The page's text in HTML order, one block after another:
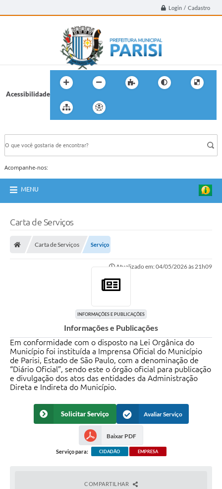
Login / Cadastro
Acessibilidade
Acompanhe-nos:
MENU
Carta de Serviços
Carta de Serviços Serviço
Atualizado em: 04/05/2026 às 21h09
INFORMAÇÕES E PUBLICAÇÕES
Informações e Publicações
Em conformidade com o disposto na Lei Orgânica do
Município foi instituída a Imprensa Oficial do Município
de Parisi, Estado de São Paulo, com a denominação de
“Diário Oficial”, sendo este o órgão oficial para publicação
e divulgação dos atos das entidades da Administração
Direta e Indireta do Município.
Solicitar Serviço Avaliar Serviço
Baixar PDF
Serviço para: CIDADÃO EMPRESA
COMPARTILHAR